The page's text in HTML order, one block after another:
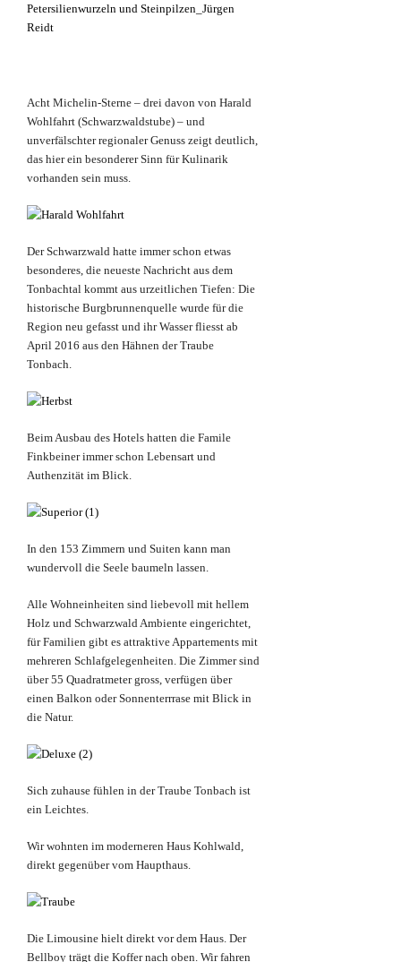
Acht Michelin-Sterne – drei davon von Harald
Wohlfahrt (Schwarzwaldstube) – und
unverfälschter regionaler Genuss zeigt deutlich,
das hier ein besonderer Sinn für Kulinarik
vorhanden sein muss.
Der Schwarzwald hatte immer schon etwas
besonderes, die neueste Nachricht aus dem
Tonbachtal kommt aus urzeitlichen Tiefen: Die
historische Burgbrunnenquelle wurde für die
Region neu gefasst und ihr Wasser fliesst ab
April 2016 aus den Hähnen der Traube
Tonbach.
Beim Ausbau des Hotels hatten die Famile
Finkbeiner immer schon Lebensart und
Authenzität im Blick.
In den 153 Zimmern und Suiten kann man
wundervoll die Seele baumeln lassen.
Alle Wohneinheiten sind liebevoll mit hellem
Holz und Schwarzwald Ambiente eingerichtet,
für Familien gibt es attraktive Appartements mit
mehreren Schlafgelegenheiten. Die Zimmer sind
über 55 Quadratmeter gross, verfügen über
einen Balkon oder Sonnenterrrase mit Blick in
die Natur.
Sich zuhause fühlen in der Traube Tonbach ist
ein Leichtes.
Wir wohnten im moderneren Haus Kohlwald,
direkt gegenüber vom Haupthaus.
Die Limousine hielt direkt vor dem Haus. Der
Bellboy trägt die Koffer nach oben. Wir fahren